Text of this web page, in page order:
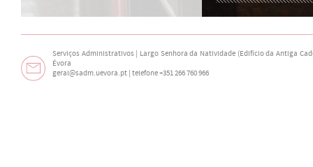
Serviços Administrativos | Largo Senhora da Natividade (Edifício da Antiga
Évora
geral@sadm.uevora.pt | telefone +351 266 760 966